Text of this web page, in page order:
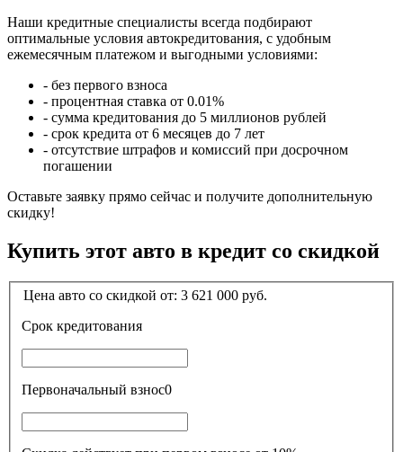
Наши кредитные специалисты всегда подбирают
оптимальные условия автокредитования, с удобным
ежемесячным платежом и выгодными условиями:
- без первого взноса
- процентная ставка от 0.01%
- сумма кредитования до 5 миллионов рублей
- срок кредита от 6 месяцев до 7 лет
- отсутствие штрафов и комиссий при досрочном
погашении
Оставьте заявку прямо сейчас и получите дополнительную
скидку!
Купить этот авто в кредит со скидкой
Цена авто со скидкой от: 3 621 000 руб.
Срок кредитования
Первоначальный взнос0